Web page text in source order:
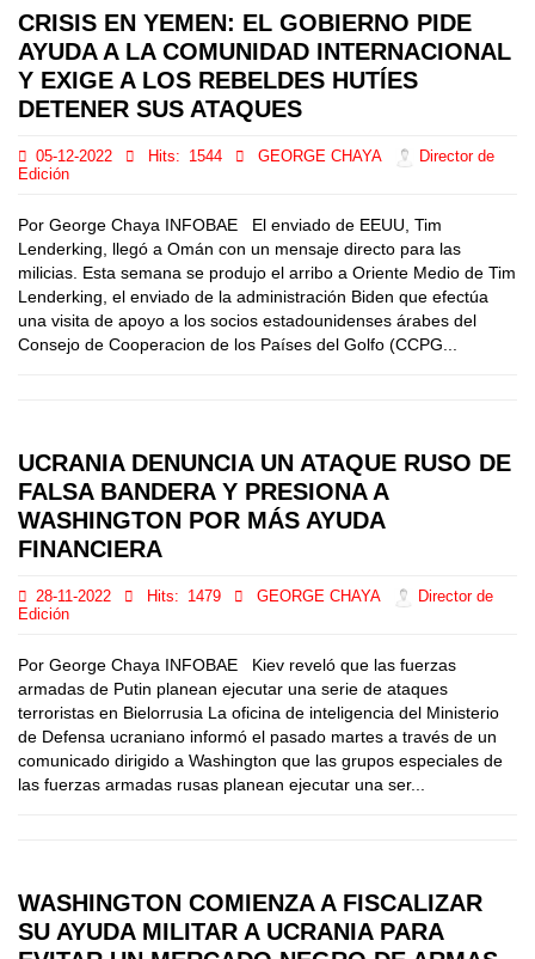
CRISIS EN YEMEN: EL GOBIERNO PIDE
AYUDA A LA COMUNIDAD INTERNACIONAL
Y EXIGE A LOS REBELDES HUTÍES
DETENER SUS ATAQUES
05-12-2022 Hits: 1544 GEORGE CHAYA
Director de
Edición
Por George Chaya INFOBAE El enviado de EEUU, Tim
Lenderking, llegó a Omán con un mensaje directo para las
milicias. Esta semana se produjo el arribo a Oriente Medio de Tim
Lenderking, el enviado de la administración Biden que efectúa
una visita de apoyo a los socios estadounidenses árabes del
Consejo de Cooperacion de los Países del Golfo (CCPG...
UCRANIA DENUNCIA UN ATAQUE RUSO DE
FALSA BANDERA Y PRESIONA A
WASHINGTON POR MÁS AYUDA
FINANCIERA
28-11-2022 Hits: 1479 GEORGE CHAYA
Director de
Edición
Por George Chaya INFOBAE Kiev reveló que las fuerzas
armadas de Putin planean ejecutar una serie de ataques
terroristas en Bielorrusia La oficina de inteligencia del Ministerio
de Defensa ucraniano informó el pasado martes a través de un
comunicado dirigido a Washington que las grupos especiales de
las fuerzas armadas rusas planean ejecutar una ser...
WASHINGTON COMIENZA A FISCALIZAR
SU AYUDA MILITAR A UCRANIA PARA